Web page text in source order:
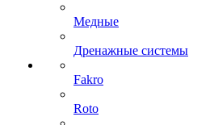
Медные
Дренажные системы
Fakro
Roto